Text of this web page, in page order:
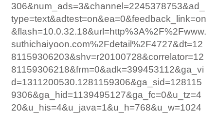
306&num_ads=3&channel=2245378753&ad_
type=text&adtest=on&ea=0&feedback_link=on
&flash=10.0.32.18&url=http%3A%2F%2Fwww.
suthichaiyoon.com%2Fdetail%2F4727&dt=12
81159306203&shv=r20100728&correlator=12
81159306218&frm=0&adk=399453112&ga_vi
d=1311200530.1281159306&ga_sid=128115
9306&ga_hid=1139495127&ga_fc=0&u_tz=4
20&u_his=4&u_java=1&u_h=768&u_w=1024